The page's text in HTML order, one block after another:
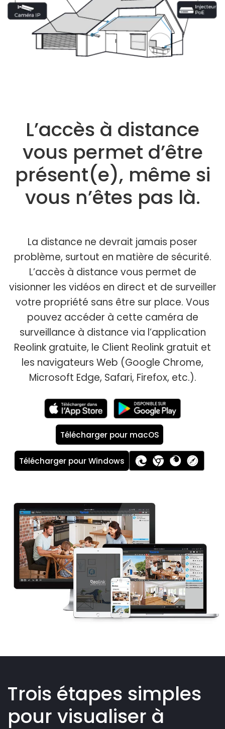
L’accès à distance
vous permet d’être
présent(e), même si
vous n’êtes pas là.
La distance ne devrait jamais poser
problème, surtout en matière de sécurité.
L’accès à distance vous permet de
visionner les vidéos en direct et de surveiller
votre propriété sans être sur place. Vous
pouvez accéder à cette caméra de
surveillance à distance via l’application
Reolink gratuite, le Client Reolink gratuit et
les navigateurs Web (Google Chrome,
Microsoft Edge, Safari, Firefox, etc.).
Télécharger pour macOS
Télécharger pour Windows
Trois étapes simples
pour visualiser à